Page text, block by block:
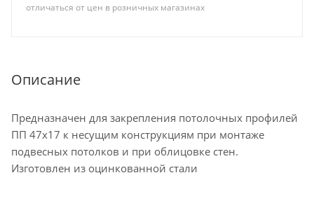
отличаться от цен в розничных магазинах
Описание
Предназначен для закрепления потолочных профилей
ПП 47х17 к несущим конструкциям при монтаже
подвесных потолков и при облицовке стен.
Изготовлен из оцинкованной стали